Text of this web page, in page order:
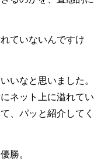
ていないんですけ
いなと思いました。
ネット上に溢れてい
、パッと紹介してく
勝。